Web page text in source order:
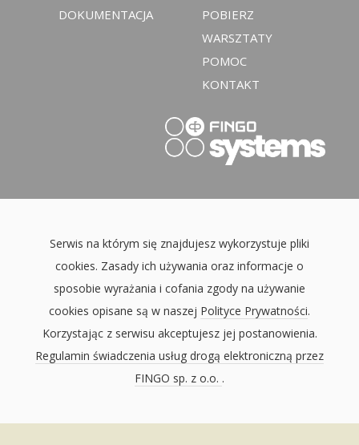
DOKUMENTACJA
POBIERZ
WARSZTATY
POMOC
KONTAKT
Serwis na którym się znajdujesz wykorzystuje pliki
cookies. Zasady ich używania oraz informacje o
sposobie wyrażania i cofania zgody na używanie
cookies opisane są w naszej Polityce Prywatności.
Korzystając z serwisu akceptujesz jej postanowienia.
Regulamin świadczenia usług drogą elektroniczną przez
FINGO sp. z o.o. .